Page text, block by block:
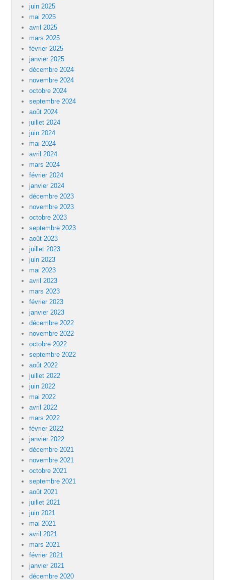
juin 2025
mai 2025
avril 2025
mars 2025
février 2025
janvier 2025
décembre 2024
novembre 2024
octobre 2024
septembre 2024
août 2024
juillet 2024
juin 2024
mai 2024
avril 2024
mars 2024
février 2024
janvier 2024
décembre 2023
novembre 2023
octobre 2023
septembre 2023
août 2023
juillet 2023
juin 2023
mai 2023
avril 2023
mars 2023
février 2023
janvier 2023
décembre 2022
novembre 2022
octobre 2022
septembre 2022
août 2022
juillet 2022
juin 2022
mai 2022
avril 2022
mars 2022
février 2022
janvier 2022
décembre 2021
novembre 2021
octobre 2021
septembre 2021
août 2021
juillet 2021
juin 2021
mai 2021
avril 2021
mars 2021
février 2021
janvier 2021
décembre 2020